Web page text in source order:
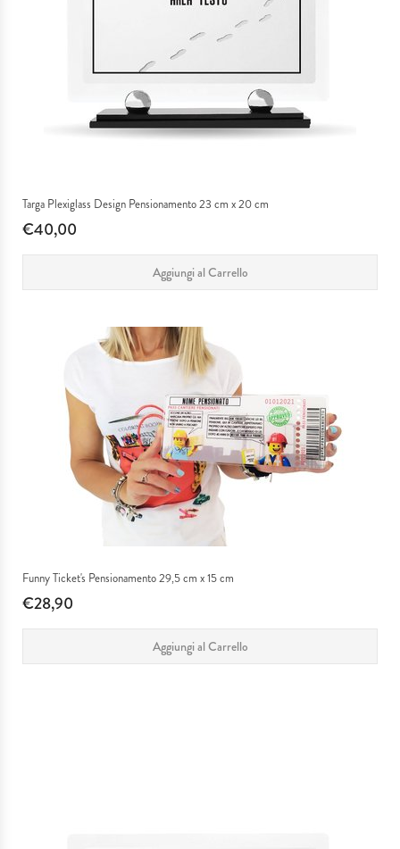
Targa Plexiglass Design Pensionamento 23 cm x 20 cm
€40,00
Aggiungi al Carrello
Funny Ticket's Pensionamento 29,5 cm x 15 cm
€28,90
Aggiungi al Carrello